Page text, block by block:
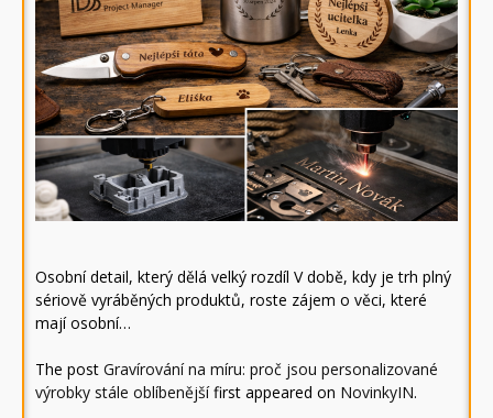
Osobní detail, který dělá velký rozdíl V době, kdy je trh plný
sériově vyráběných produktů, roste zájem o věci, které
mají osobní…
The post Gravírování na míru: proč jsou personalizované
výrobky stále oblíbenějšífirst appeared on NovinkyIN.